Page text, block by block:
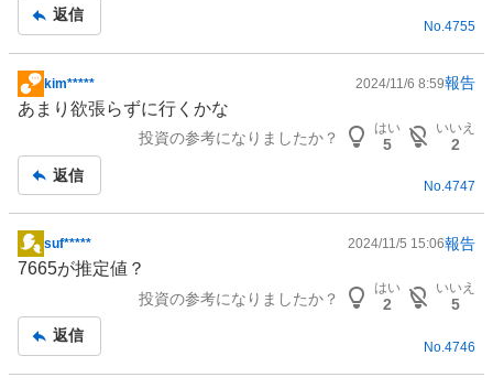
事
返信
No. 4755
掲
示
事
kim***** 2024/11/6 8:59報告
あまり欲張らずに行くかな
投資の参考になりましたか？
はい
5
いいえ
2
返信
No.4747
掲
示
事
suf***** 2024/11/5 15:06報告
7665が推定値？
投資の参考になりましたか？
はい
2
いいえ
5
返信
No. 4746